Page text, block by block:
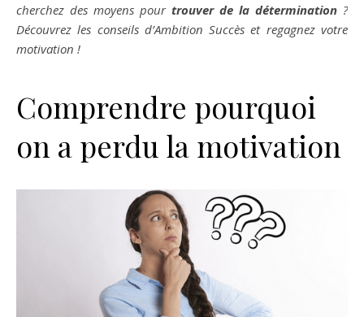
cherchez des moyens pour trouver de la détermination ?
Découvrez les conseils d’Ambition Succès et regagnez votre
motivation !
Comprendre pourquoi
on a perdu la motivation